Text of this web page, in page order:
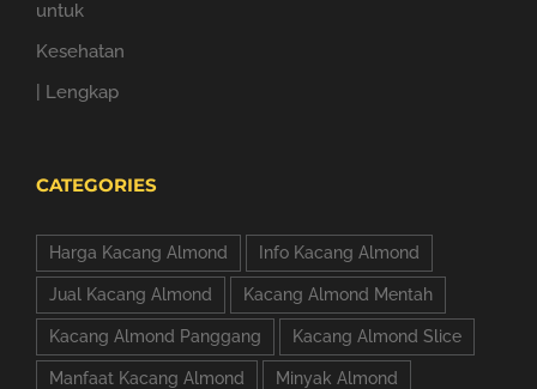
CATEGORIES
Harga Kacang Almond Info Kacang Almond
Jual Kacang Almond Kacang Almond Mentah
Kacang Almond Panggang Kacang Almond Slice
Manfaat Kacang Almond Minyak Almond